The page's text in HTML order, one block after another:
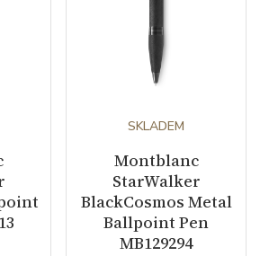
SKLADEM
Montblanc
StarWalker
BlackCosmos Metal
Ballpoint Pen
MB129294